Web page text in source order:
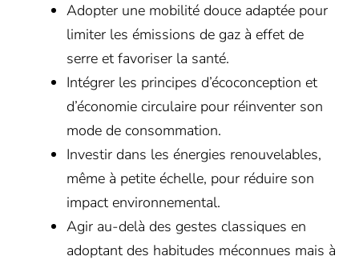
Adopter une mobilité douce adaptée pour
limiter les émissions de gaz à effet de
serre et favoriser la santé.
Intégrer les principes d’écoconception et
d’économie circulaire pour réinventer son
mode de consommation.
Investir dans les énergies renouvelables,
même à petite échelle, pour réduire son
impact environnemental.
Agir au-delà des gestes classiques en
adoptant des habitudes méconnues mais à